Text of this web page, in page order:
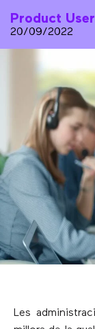
Product User
20/09/2022
Les